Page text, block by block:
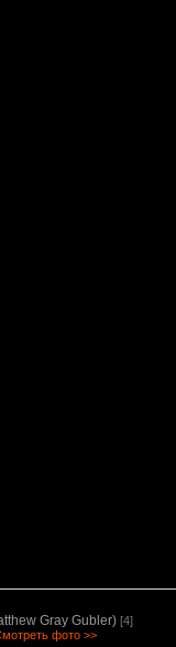
Gray Gubler) [4]
фото >>